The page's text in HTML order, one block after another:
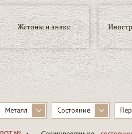
Жетоны и знаки
Металл Состояние